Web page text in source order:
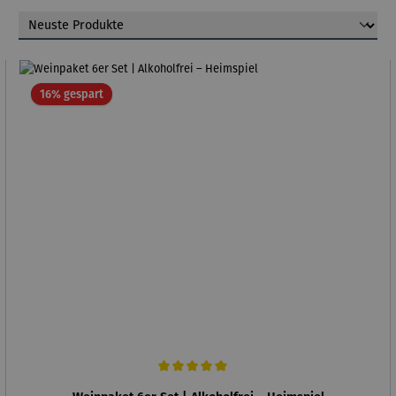
16% gespartRabatt